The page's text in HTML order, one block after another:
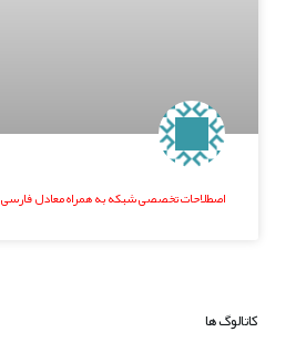
اصطلاحات تخصصی شبکه به همراه معادل فارسی
کاتالوگ ها